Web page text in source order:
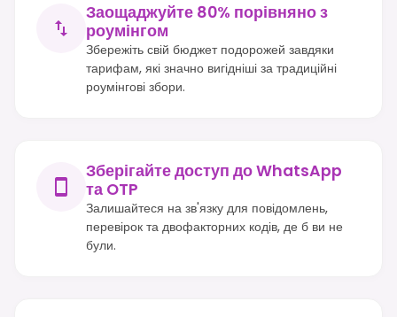
Заощаджуйте 80% порівняно з
роумінгом
Збережіть свій бюджет подорожей завдяки
тарифам, які значно вигідніші за традиційні
роумінгові збори.
Зберігайте доступ до WhatsApp
та OTP
Залишайтеся на зв'язку для повідомлень,
перевірок та двофакторних кодів, де б ви не
були.